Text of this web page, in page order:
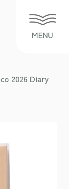
2026 Diary